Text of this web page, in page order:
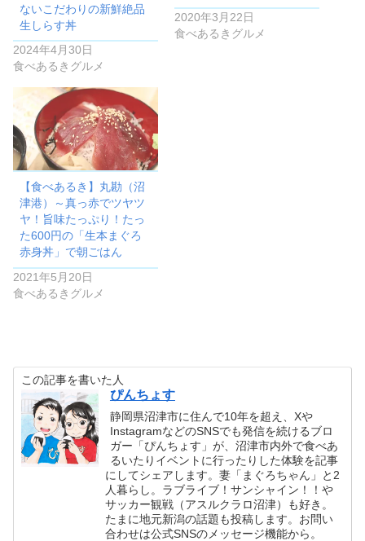
ないこだわりの新鮮絶品
生しらす丼
2024年4月30日
食べあるきグルメ
2020年3月22日
食べあるきグルメ
【食べあるき】丸勘（沼
津港）～真っ赤でツヤツ
ヤ！旨味たっぷり！たっ
た600円の「生本まぐろ
赤身丼」で朝ごはん
2021年5月20日
食べあるきグルメ
この記事を書いた人
ぴんちょす
静岡県沼津市に住んで10年を超え、Xや
InstagramなどのSNSでも発信を続けるブロ
ガー「ぴんちょす」が、沼津市内外で食べあ
るいたりイベントに行ったりした体験を記事
にしてシェアします。妻「まぐろちゃん」と2
人暮らし。ラブライブ！サンシャイン！！や
サッカー観戦（アスルクラロ沼津）も好き。
たまに地元新潟の話題も投稿します。お問い
合わせは公式SNSのメッセージ機能から。